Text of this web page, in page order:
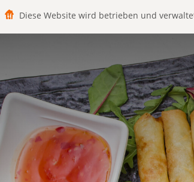
Diese Website wird betrieben und